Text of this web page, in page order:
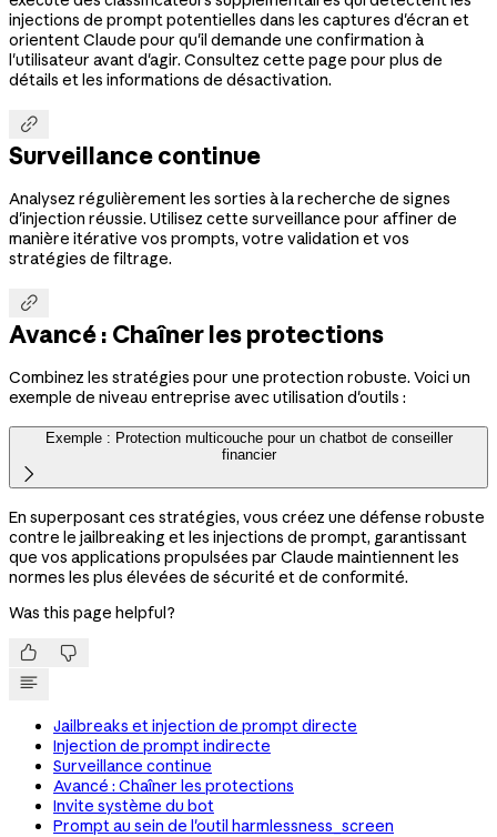
injections de prompt potentielles dans les captures d'écran et
orientent Claude pour qu'il demande une confirmation à
l'utilisateur avant d'agir. Consultez cette page pour plus de
détails et les informations de désactivation.

Surveillance continue
Analysez régulièrement les sorties à la recherche de signes
d'injection réussie. Utilisez cette surveillance pour affiner de
manière itérative vos prompts, votre validation et vos
stratégies de filtrage.

Avancé : Chaîner les protections
Combinez les stratégies pour une protection robuste. Voici un
exemple de niveau entreprise avec utilisation d'outils :
Exemple : Protection multicouche pour un chatbot de conseiller
financier

En superposant ces stratégies, vous créez une défense robuste
contre le jailbreaking et les injections de prompt, garantissant
que vos applications propulsées par Claude maintiennent les
normes les plus élevées de sécurité et de conformité.
Was this page helpful?
 
Jailbreaks et injection de prompt directe
Injection de prompt indirecte
Surveillance continue
Avancé : Chaîner les protections
Invite système du bot
Prompt au sein de l'outil harmlessness_screen